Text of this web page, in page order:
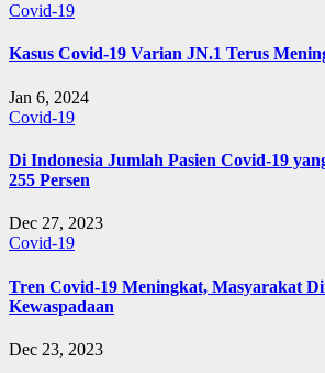
Covid-19
Kasus Covid-19 Varian JN.1 Terus
Jan 6, 2024
Covid-19
Di Indonesia Jumlah Pasien Covid-19
255 Persen
Dec 27, 2023
Covid-19
Tren Covid-19 Meningkat, Masyarakat
Kewaspadaan
Dec 23, 2023